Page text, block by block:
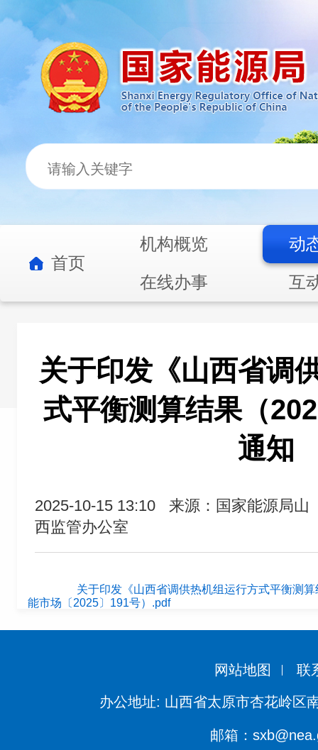
首页
机构概览
动
在线办事
互
关于印发《山西省调
式平衡测算结果（
通知
2025-10-15 13:10
来源：国家能源局山
西监管办公室
关于印发《山西省调供热机组运行方式平衡测
能市场〔2025〕191号）.pdf
网站地图 联
办公地址: 山西省太原市杏花岭区
邮箱：